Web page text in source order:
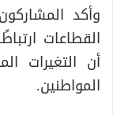
وأكد
القطاعات
أن التغيرات
المواطنين.